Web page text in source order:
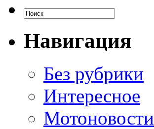
Навигация
Без рубрики
Интересное
Мотоновости